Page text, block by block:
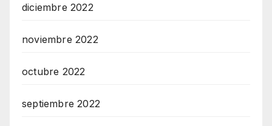
diciembre 2022
noviembre 2022
octubre 2022
septiembre 2022